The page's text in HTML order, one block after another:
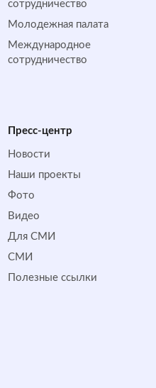
сотрудничество
Молодежная палата
Международное
сотрудничество
Пресс-центр
Новости
Наши проекты
Фото
Видео
Для СМИ
СМИ
Полезные ссылки